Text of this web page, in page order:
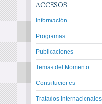
ACCESOS
Información
Programas
Publicaciones
Temas del Momento
Constituciones
Tratados Internacionales